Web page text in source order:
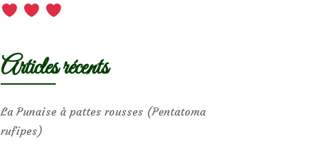
Articles récents
La Punaise à pattes rousses (Pentatoma
rufipes)